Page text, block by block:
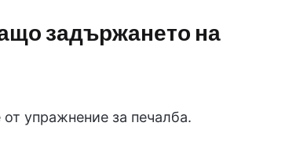
задържането на
упражнение за печалба.